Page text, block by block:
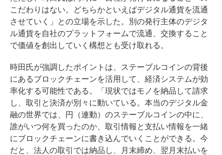
こだわりはない。どちらかといえばデジタル通貨を流通
させていく」との立場を示した。別の発行主体のデジタ
ル通貨を自社のプラットフォームで流通、交換すること
で価値を創出していく構想とも受け取れる。
時田氏が強調したポイントは、ステーブルコインの背後
にあるブロックチェーンを活用して、経済システムが効
率化する可能性である。「現状ではモノを納品して請求
し、取引と決済が別々に動いている。本当のデジタル金
融の世界では、円（連動）のステーブルコインの中に、
誰がいつ何を買ったのか、取引情報と支払い情報を一緒
にブロックチェーンに書き込んでいくことができる。今
だと、法人の取引では納品し、月末締め、翌月末払いを